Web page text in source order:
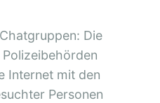
Die
Internet mit den
Personen